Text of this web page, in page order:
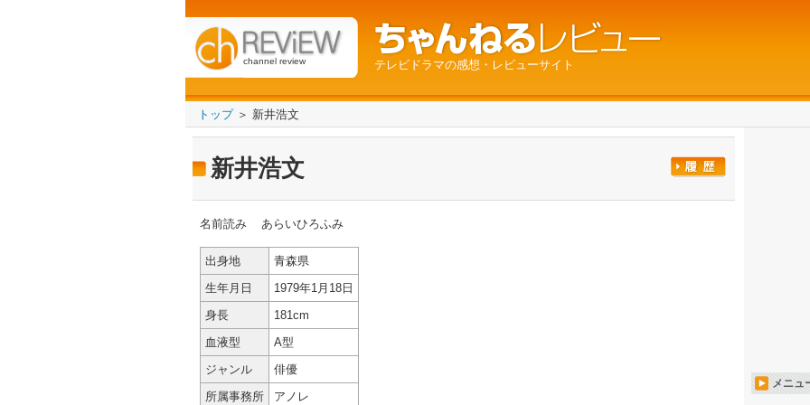
channel review テレビドラマの感想・レビューサイト
トップ＞ 新井浩文
新井浩文
名前読み あらいひろふみ
出身地
青森県
生年月日
1979年1月18日
身長
181cm
血液型
A型
ジャンル
俳優
所属事務所
アノレ
メニュ